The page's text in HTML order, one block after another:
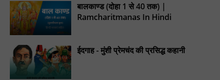
बालकाण्ड (दोहा 1 से 40 तक) |
Ramcharitmanas In Hindi
ईदगाह - मुंशी प्रेमचंद की प्रसिद्ध कहानी